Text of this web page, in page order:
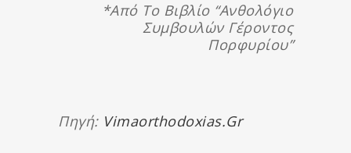
*Από Το Βιβλίο “Ανθολόγιο
Συμβουλών Γέροντος
Πορφυρίου”
Πηγή: Vimaorthodoxias.gr